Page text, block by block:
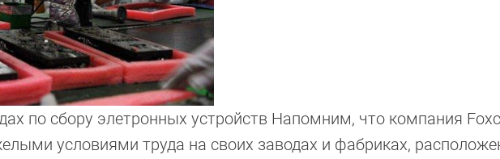
по сбору элетронных устройств Напомним, что компания
условиями труда на своих заводах и фабриках,